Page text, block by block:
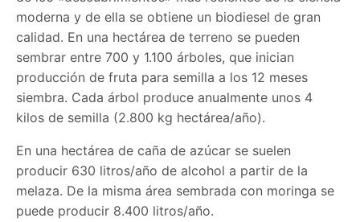
moderna y de ella se obtiene un biodiesel de gran
calidad. En una hectárea de terreno se pueden
sembrar entre 700 y 1.100 árboles, que inician
producción de fruta para semilla a los 12 meses
siembra. Cada árbol produce anualmente unos 4
kilos de semilla (2.800 kg hectárea/año).
En una hectárea de caña de azúcar se suelen
producir 630 litros/año de alcohol a partir de la
melaza. De la misma área sembrada con moringa se
puede producir 8.400 litros/año.